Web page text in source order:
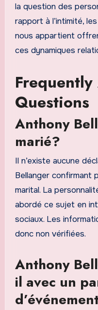
la question des
rapport à l’intimité,
nous appartient
ces dynamiques
Questions
Anthony
marié?
Il n’existe aucune
Bellanger confirmant
marital. La
abordé ce sujet en
sociaux. Les
donc non vérifiées.
Anthony
il avec un